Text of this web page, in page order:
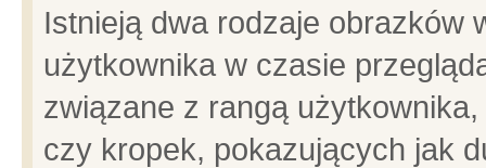
Istnieją dwa rodzaje obrazków
użytkownika w czasie
związane z rangą
czy kropek, pokazujących jak